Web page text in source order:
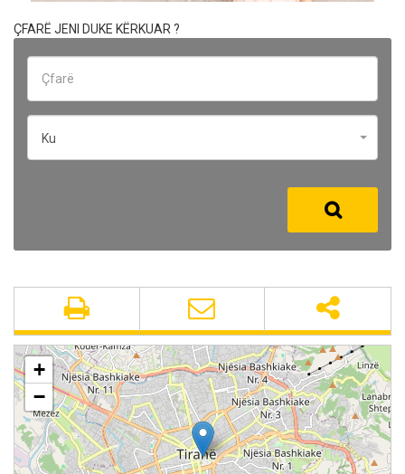
ÇFARË JENI DUKE KËRKUAR ?
Ku
+
−